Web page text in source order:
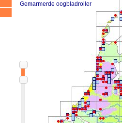
Gemarmerde oogbladroller